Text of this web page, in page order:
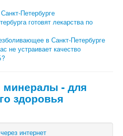
Петербурге
готовят лекарства по
в Санкт-Петербурге
не устраивает качество
- для
здоровья